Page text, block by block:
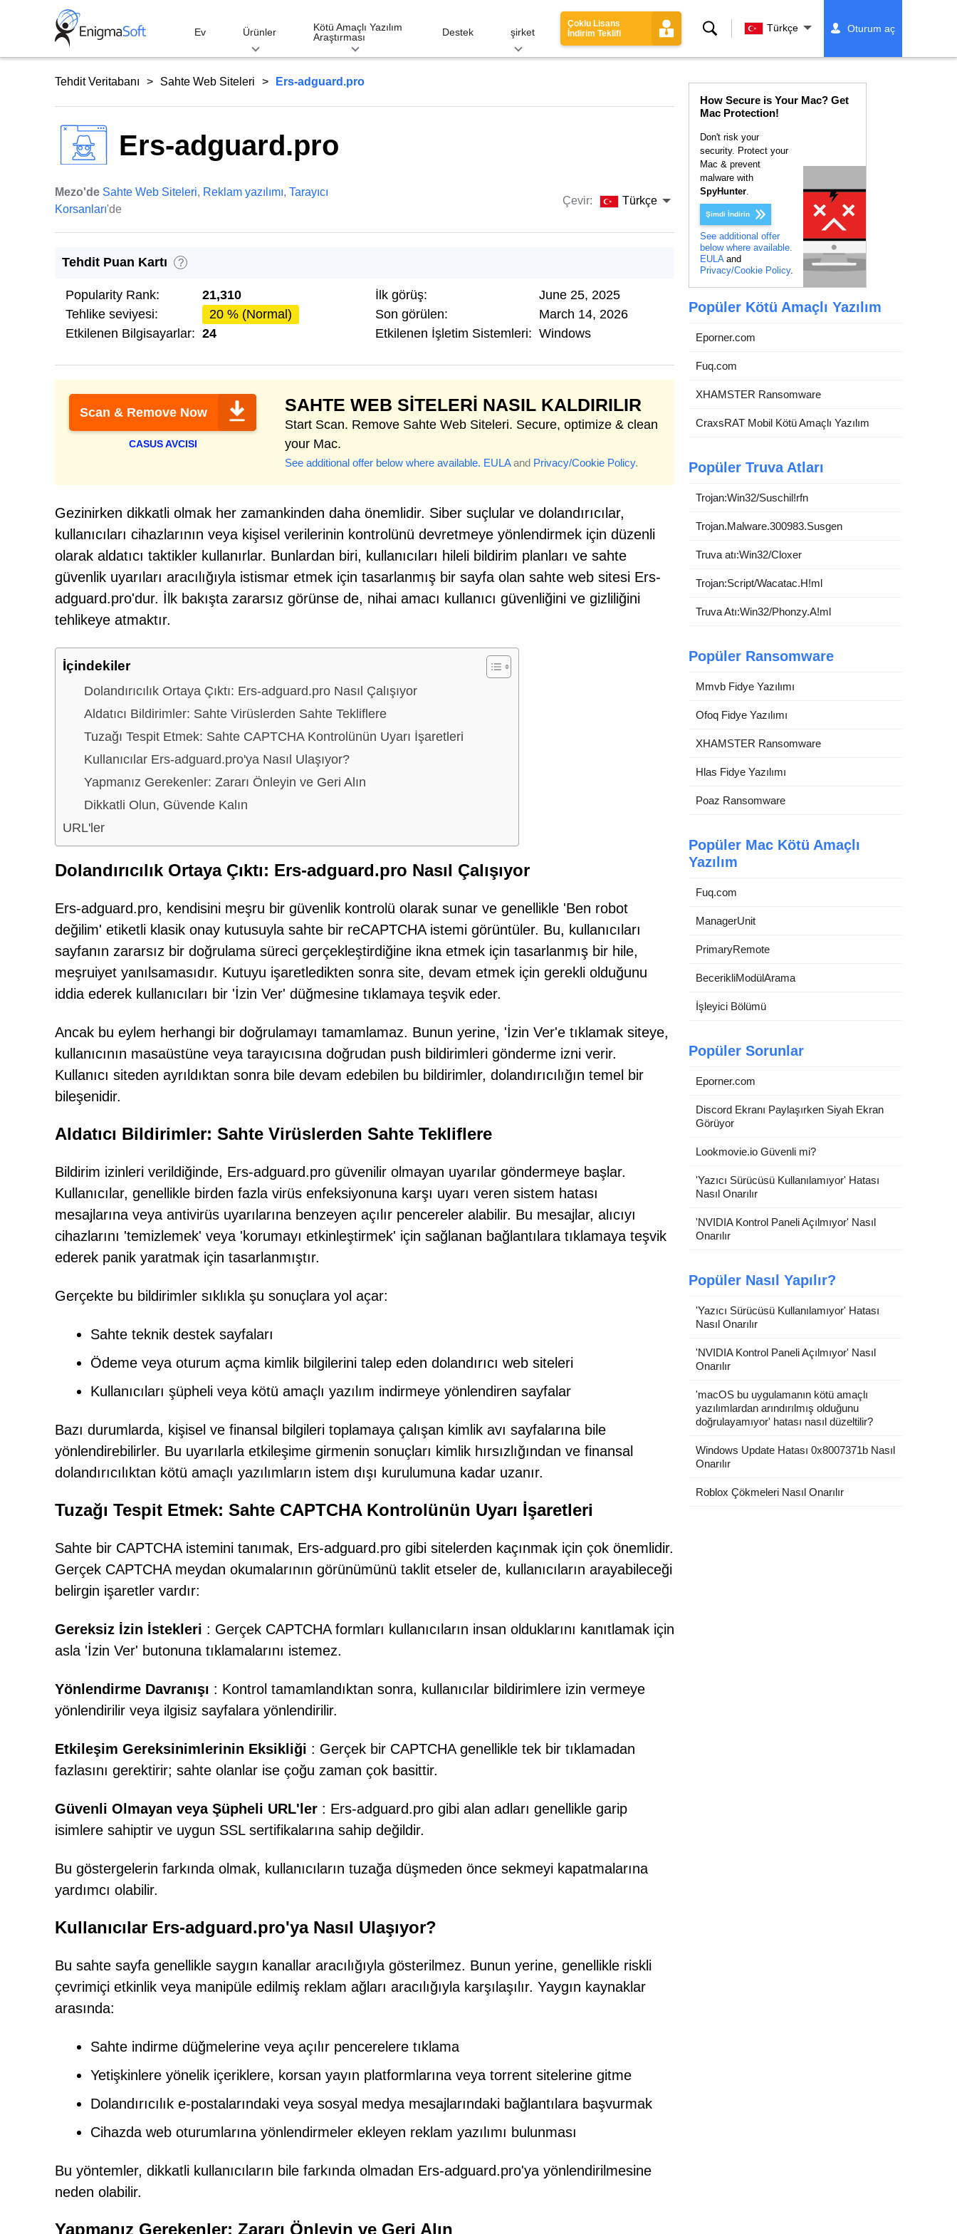
Ev Ürünler
Kötü Amaçlı Yazılım
Araştırması
Destek şirket
Çoklu Lisans
İndirim Teklifi
Ara Türkçe Oturum aç
Tehdit Veritabanı Sahte Web Siteleri Ers-adguard.pro
Ers-adguard.pro
Mezo'de Sahte Web Siteleri, Reklam yazılımı, Tarayıcı
Korsanları'de
Çevir: Türkçe
Tehdit Puan Kartı ?
Popularity Rank:
21,310
Tehlike seviyesi:
20 % (Normal)
Etkilenen Bilgisayarlar: 24
İlk görüş:
June 25, 2025
Son görülen:
March 14, 2026
Etkilenen İşletim Sistemleri: Windows
Scan & Remove Now
CASUS AVCISI
SAHTE WEB SITELERI NASIL KALDIRILIR
Start Scan. Remove Sahte Web Siteleri. Secure, optimize & clean
your Mac.
See additional offer below where available. EULAand Privacy/Cookie Policy.
Gezinirken dikkatli olmak her zamankinden daha önemlidir. Siber suçlular ve dolandırıcılar,
kullanıcıları cihazlarının veya kişisel verilerinin kontrolünü devretmeye yönlendirmek için düzenli
olarak aldatıcı taktikler kullanırlar. Bunlardan biri, kullanıcıları hileli bildirim planları ve sahte
güvenlik uyarıları aracılığıyla istismar etmek için tasarlanmış bir sayfa olan sahte web sitesi Ers-
adguard.pro'dur. İlk bakışta zararsız görünse de, nihai amacı kullanıcı güvenliğini ve gizliliğini
tehlikeye atmaktır.
İçindekiler
Dolandırıcılık Ortaya Çıktı: Ers-adguard.pro Nasıl Çalışıyor
Aldatıcı Bildirimler: Sahte Virüslerden Sahte Tekliflere
Tuzağı Tespit Etmek: Sahte CAPTCHA Kontrolünün Uyarı İşaretleri
Kullanıcılar Ers-adguard.pro'ya Nasıl Ulaşıyor?
Yapmanız Gerekenler: Zararı Önleyin ve Geri Alın
Dikkatli Olun, Güvende Kalın
URL'ler
Dolandırıcılık Ortaya Çıktı: Ers-adguard.pro Nasıl Çalışıyor
Ers-adguard.pro, kendisini meşru bir güvenlik kontrolü olarak sunar ve genellikle 'Ben robot
değilim' etiketli klasik onay kutusuyla sahte bir reCAPTCHA istemi görüntüler. Bu, kullanıcıları
sayfanın zararsız bir doğrulama süreci gerçekleştirdiğine ikna etmek için tasarlanmış bir hile,
meşruiyet yanılsamasıdır. Kutuyu işaretledikten sonra site, devam etmek için gerekli olduğunu
iddia ederek kullanıcıları bir 'İzin Ver' düğmesine tıklamaya teşvik eder.
Ancak bu eylem herhangi bir doğrulamayı tamamlamaz. Bunun yerine, 'İzin Ver'e tıklamak siteye,
kullanıcının masaüstüne veya tarayıcısına doğrudan push bildirimleri gönderme izni verir.
Kullanıcı siteden ayrıldıktan sonra bile devam edebilen bu bildirimler, dolandırıcılığın temel bir
bileşenidir.
Aldatıcı Bildirimler: Sahte Virüslerden Sahte Tekliflere
Bildirim izinleri verildiğinde, Ers-adguard.pro güvenilir olmayan uyarılar göndermeye başlar.
Kullanıcılar, genellikle birden fazla virüs enfeksiyonuna karşı uyarı veren sistem hatası
mesajlarına veya antivirüs uyarılarına benzeyen açılır pencereler alabilir. Bu mesajlar, alıcıyı
cihazlarını 'temizlemek' veya 'korumayı etkinleştirmek' için sağlanan bağlantılara tıklamaya teşvik
ederek panik yaratmak için tasarlanmıştır.
Gerçekte bu bildirimler sıklıkla şu sonuçlara yol açar:
Sahte teknik destek sayfaları
Ödeme veya oturum açma kimlik bilgilerini talep eden dolandırıcı web siteleri
Kullanıcıları şüpheli veya kötü amaçlı yazılım indirmeye yönlendiren sayfalar
Bazı durumlarda, kişisel ve finansal bilgileri toplamaya çalışan kimlik avı sayfalarına bile
yönlendirebilirler. Bu uyarılarla etkileşime girmenin sonuçları kimlik hırsızlığından ve finansal
dolandırıcılıktan kötü amaçlı yazılımların istem dışı kurulumuna kadar uzanır.
Tuzağı Tespit Etmek: Sahte CAPTCHA Kontrolünün Uyarı İşaretleri
Sahte bir CAPTCHA istemini tanımak, Ers-adguard.pro gibi sitelerden kaçınmak için çok önemlidir.
Gerçek CAPTCHA meydan okumalarının görünümünü taklit etseler de, kullanıcıların arayabileceği
belirgin işaretler vardır:
Gereksiz İzin İstekleri : Gerçek CAPTCHA formları kullanıcıların insan olduklarını kanıtlamak için
asla 'İzin Ver' butonuna tıklamalarını istemez.
Yönlendirme Davranışı : Kontrol tamamlandıktan sonra, kullanıcılar bildirimlere izin vermeye
yönlendirilir veya ilgisiz sayfalara yönlendirilir.
Etkileşim Gereksinimlerinin Eksikliği : Gerçek bir CAPTCHA genellikle tek bir tıklamadan
fazlasını gerektirir; sahte olanlar ise çoğu zaman çok basittir.
Güvenli Olmayan veya Şüpheli URL'ler : Ers-adguard.pro gibi alan adları genellikle garip
isimlere sahiptir ve uygun SSL sertifikalarına sahip değildir.
Bu göstergelerin farkında olmak, kullanıcıların tuzağa düşmeden önce sekmeyi kapatmalarına
yardımcı olabilir.
Kullanıcılar Ers-adguard.pro'ya Nasıl Ulaşıyor?
Bu sahte sayfa genellikle saygın kanallar aracılığıyla gösterilmez. Bunun yerine, genellikle riskli
çevrimiçi etkinlik veya manipüle edilmiş reklam ağları aracılığıyla karşılaşılır. Yaygın kaynaklar
arasında:
Sahte indirme düğmelerine veya açılır pencerelere tıklama
Yetişkinlere yönelik içeriklere, korsan yayın platformlarına veya torrent sitelerine gitme
Dolandırıcılık e-postalarındaki veya sosyal medya mesajlarındaki bağlantılara başvurmak
Cihazda web oturumlarına yönlendirmeler ekleyen reklam yazılımı bulunması
Bu yöntemler, dikkatli kullanıcıların bile farkında olmadan Ers-adguard.pro'ya yönlendirilmesine
neden olabilir.
Yapmanız Gerekenler: Zararı Önleyin ve Geri Alın
How Secure is Your Mac? Get
Mac Protection!
Don't risk your
security. Protect your
Mac & prevent
malware with
SpyHunter.
Şimdi İndirin
See additional offer
below where available.
EULAand
Privacy/Cookie Policy.
Popüler Kötü Amaçlı Yazılım
Eporner.com
Fuq.com
XHAMSTER Ransomware
CraxsRAT Mobil Kötü Amaçlı Yazılım
Popüler Truva Atları
Trojan:Win32/Suschil!rfn
Trojan.Malware.300983.Susgen
Truva atı:Win32/Cloxer
Trojan:Script/Wacatac.H!ml
Truva Atı:Win32/Phonzy.A!ml
Popüler Ransomware
Mmvb Fidye Yazılımı
Ofoq Fidye Yazılımı
XHAMSTER Ransomware
Hlas Fidye Yazılımı
Poaz Ransomware
Popüler Mac Kötü Amaçlı
Yazılım
Fuq.com
ManagerUnit
PrimaryRemote
BecerikliModülArama
İşleyici Bölümü
Popüler Sorunlar
Eporner.com
Discord Ekranı Paylaşırken Siyah Ekran
Görüyor
Lookmovie.io Güvenli mi?
'Yazıcı Sürücüsü Kullanılamıyor' Hatası
Nasıl Onarılır
'NVIDIA Kontrol Paneli Açılmıyor' Nasıl
Onarılır
Popüler Nasıl Yapılır?
'Yazıcı Sürücüsü Kullanılamıyor' Hatası
Nasıl Onarılır
'NVIDIA Kontrol Paneli Açılmıyor' Nasıl
Onarılır
'macOS bu uygulamanın kötü amaçlı
yazılımlardan arındırılmış olduğunu
doğrulayamıyor' hatası nasıl düzeltilir?
Windows Update Hatası 0x8007371b Nasıl
Onarılır
Roblox Çökmeleri Nasıl Onarılır